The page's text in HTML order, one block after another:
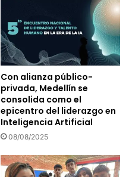
Con alianza público-
privada, Medellín se
consolida como el
epicentro del liderazgo en
Inteligencia Artificial
08/08/2025